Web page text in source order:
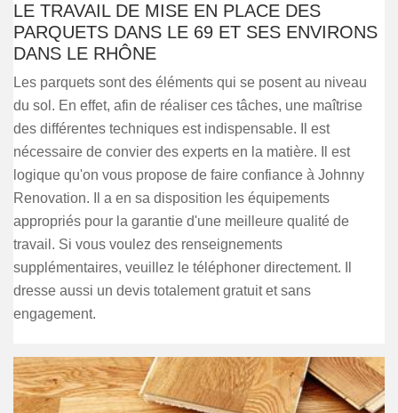
LE TRAVAIL DE MISE EN PLACE DES
PARQUETS DANS LE 69 ET SES ENVIRONS
DANS LE RHÔNE
Les parquets sont des éléments qui se posent au niveau
du sol. En effet, afin de réaliser ces tâches, une maîtrise
des différentes techniques est indispensable. Il est
nécessaire de convier des experts en la matière. Il est
logique qu'on vous propose de faire confiance à Johnny
Renovation. Il a en sa disposition les équipements
appropriés pour la garantie d'une meilleure qualité de
travail. Si vous voulez des renseignements
supplémentaires, veuillez le téléphoner directement. Il
dresse aussi un devis totalement gratuit et sans
engagement.